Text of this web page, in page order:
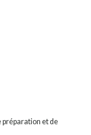
préparation et de